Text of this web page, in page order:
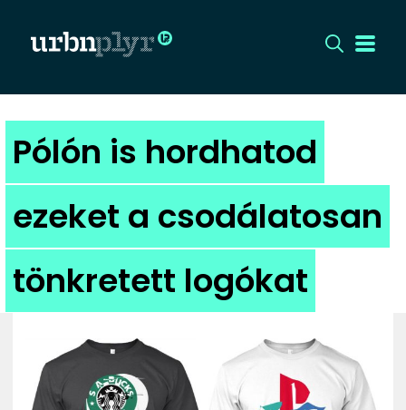
CÍMLAP
DIZÁJN
DIVAT
HIP
UTCA
Pólón is hordhatod
ezeket a csodálatosan
tönkretett logókat